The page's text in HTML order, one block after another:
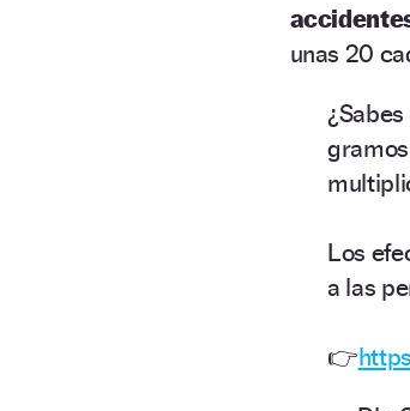
unas 20
Los
a las
👉